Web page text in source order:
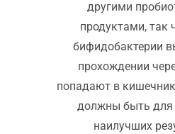
другими
продуктами, так
бифидобактерии
прохождении
попадают в
должны быть для
наилучших